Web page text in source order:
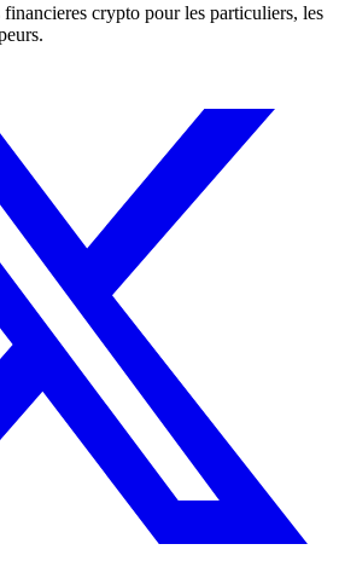
crypto pour les particuliers, les